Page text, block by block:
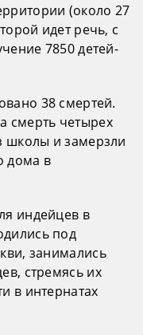
(около 27
идет речь, с
7850 детей-
38 смертей.
смерть четырех
школы и замерзли
дома в
индейцев в
под
занимались
стремясь их
в интернатах